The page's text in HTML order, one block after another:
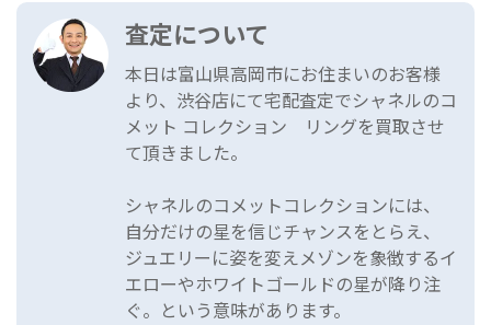
査定について
本日は富山県高岡市にお住まいのお客様
より、渋谷店にて宅配査定でシャネルのコ
メット コレクション リングを買取させ
て頂きました。
シャネルのコメットコレクションには、
自分だけの星を信じチャンスをとらえ、
ジュエリーに姿を変えメゾンを象徴するイ
エローやホワイトゴールドの星が降り注
ぐ。という意味があります。